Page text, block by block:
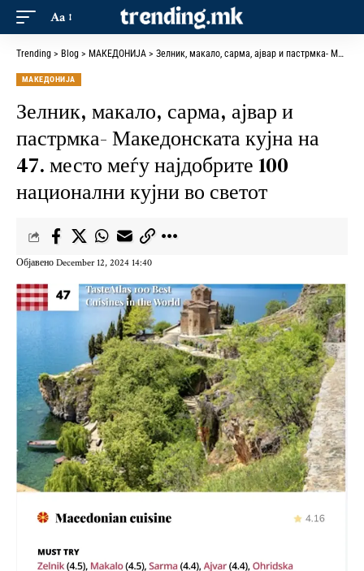
Aa
Trending > Blog > МАКЕДОНИЈА > Зелник, макало, сарма, ајвар и пастрмка- Македонската кујна на 47. место меѓу најдобрите 100 национални кујни во светот
МАКЕДОНИЈА
Зелник, макало, сарма, ајвар и
пастрмка- Македонската кујна на
47. место меѓу најдобрите 100
национални кујни во светот
Објавено December 12, 2024 14:40